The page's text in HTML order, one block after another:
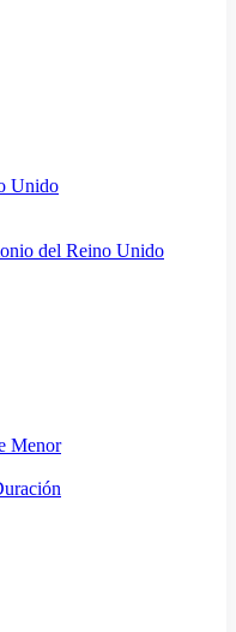
Unido
del Reino Unido
Menor